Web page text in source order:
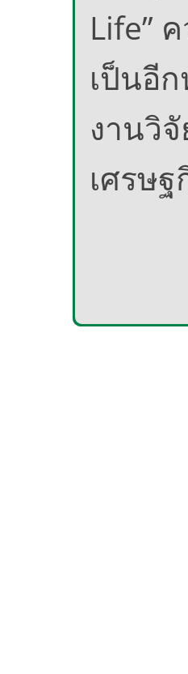
Life”
เป็นอี
งานวิ
เศรษ